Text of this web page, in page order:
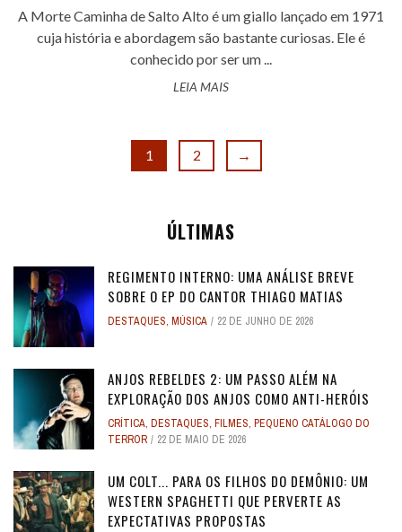
A Morte Caminha de Salto Alto é um giallo lançado em 1971
cuja história e abordagem são bastante curiosas. Ele é
conhecido por ser um ...
LEIA MAIS
1 2 →
ÚLTIMAS
REGIMENTO INTERNO: UMA ANÁLISE BREVE
SOBRE O EP DO CANTOR THIAGO MATIAS
DESTAQUES, MÚSICA 22 DE JUNHO DE 2026
ANJOS REBELDES 2: UM PASSO ALÉM NA
EXPLORAÇÃO DOS ANJOS COMO ANTI-HERÓIS
CRÍTICA, DESTAQUES, FILMES, PEQUENO CATÁLOGO DO
TERROR
22 DE MAIO DE 2026
UM COLT... PARA OS FILHOS DO DEMÔNIO: UM
WESTERN SPAGHETTI QUE PERVERTE AS
EXPECTATIVAS PROPOSTAS